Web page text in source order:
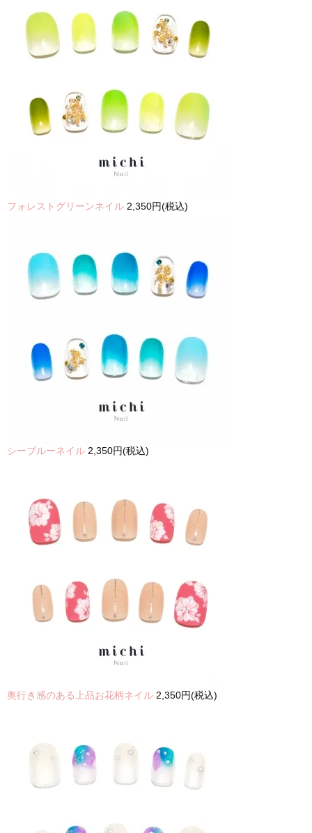
フォレストグリーンネイル 2,350円(税込)
シーブルーネイル 2,350円(税込)
奥行き感のある上品お花柄ネイル 2,350円(税込)